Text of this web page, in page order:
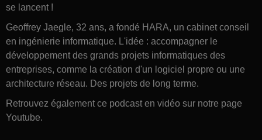
se lancent !
Geoffrey Jaegle, 32 ans, a fondé HARA, un cabinet conseil
en ingénierie informatique. L'idée : accompagner le
développement des grands projets informatiques des
entreprises, comme la création d'un logiciel propre ou une
architecture réseau. Des projets de long terme.
Retrouvez également ce podcast en vidéo sur notre page
Youtube.